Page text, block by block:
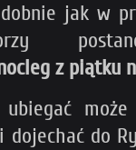
jak w
z piątku
dojechać do